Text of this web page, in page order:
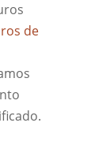
de